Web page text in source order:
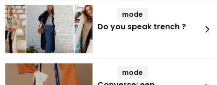
mode
Do you speak trench ?
mode